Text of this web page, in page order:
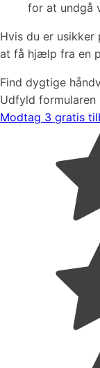
for at undgå
Hvis du er
at få hjælp fra en
Find dygtige
Udfyld
Modtag 3 gratis